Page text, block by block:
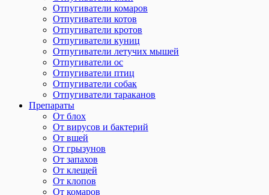
Отпугиватели комаров
Отпугиватели котов
Отпугиватели кротов
Отпугиватели куниц
Отпугиватели летучих мышей
Отпугиватели ос
Отпугиватели птиц
Отпугиватели собак
Отпугиватели тараканов
Препараты
От блох
От вирусов и бактерий
От вшей
От грызунов
От запахов
От клещей
От клопов
От комаров